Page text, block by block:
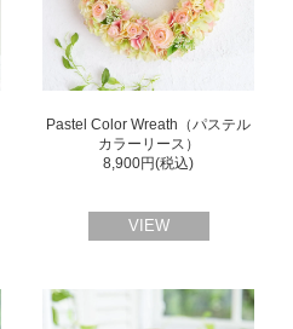
Pastel Color Wreath（パステル
カラーリース）
8,900円(税込)
VIEW